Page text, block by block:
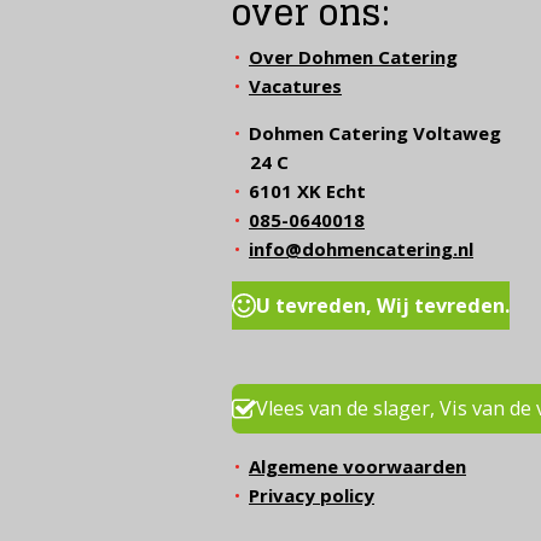
over ons:
Over Dohmen Catering
Vacatures
Dohmen Catering Voltaweg
24 C
6101 XK Echt
085-0640018
info@dohmencatering.nl
U tevreden, Wij tevreden.
Vlees van de slager, Vis van de
Algemene voorwaarden
Privacy policy